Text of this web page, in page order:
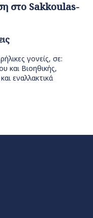
στο Sakkoulas-
γονείς, σε:
και Βιοηθικής,
εναλλακτικά